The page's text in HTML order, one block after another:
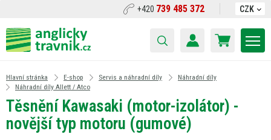
+420 739 485 372 CZK
Hlavní stránka E-shop Servis a náhradní díly
Náhradní díly
Náhradní díly Allett / Atco
Těsnění Kawasaki (motor-izolátor) -
novější typ motoru (gumové)